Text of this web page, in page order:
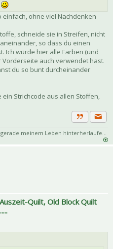
einfach, ohne viel Nachdenken
schneide sie in Streifen, nicht
so dass du einen
Ich würde hier alle Farben (und
auch verwendet hast.
du so bunt durcheinander
Strichcode aus allen Stoffen,
Zitat
meinem Leben hinterherlaufe...
Quilt, Old Block Quilt